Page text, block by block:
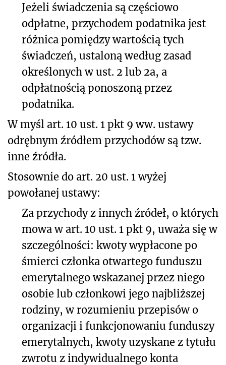
Jeżeli świadczenia są częściowo
odpłatne, przychodem podatnika jest
różnica pomiędzy wartością tych
świadczeń, ustaloną według zasad
określonych w ust. 2 lub 2a, a
odpłatnością ponoszoną przez
podatnika.
W myśl art. 10 ust. 1 pkt 9 ww. ustawy
odrębnym źródłem przychodów są tzw.
inne źródła.
Stosownie do art. 20 ust. 1 wyżej
powołanej ustawy:
Za przychody z innych źródeł, o których
mowa w art. 10 ust. 1 pkt 9, uważa się w
szczególności: kwoty wypłacone po
śmierci członka otwartego funduszu
emerytalnego wskazanej przez niego
osobie lub członkowi jego najbliższej
rodziny, w rozumieniu przepisów o
organizacji i funkcjonowaniu funduszy
emerytalnych, kwoty uzyskane z tytułu
zwrotu z indywidualnego konta